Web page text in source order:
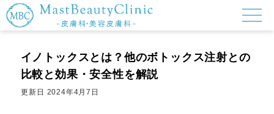
イノトックスとは？他のボトックス注射との
比較と効果・安全性を解説
更新日 2024年4月7日